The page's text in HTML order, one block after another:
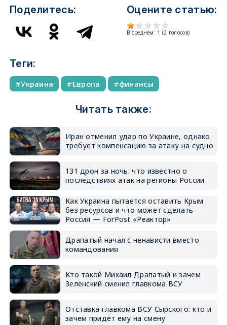
Поделитесь: Оцените статью:
В среднем: 1 (2 голосов)
Теги:
Украина Европа финансы
Читать также:
Иран отменил удар по Украине, однако
требует компенсацию за атаку на судно
131 дрон за ночь: что известно о
последствиях атак на регионы России
Как Украина пытается оставить Крым
без ресурсов и что может сделать
Россия — ForPost «Реактор»
Драпатый начал с ненависти вместо
командования
Кто такой Михаил Драпатый и зачем
Зеленский сменил главкома ВСУ
Отставка главкома ВСУ Сырского: кто и
зачем придёт ему на смену